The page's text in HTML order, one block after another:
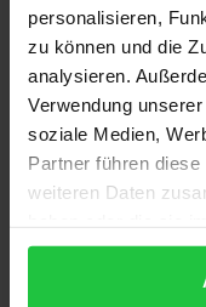
personalisieren,
zu können und die
analysieren.
Verwendung
soziale Medien,
Partner führen
weiteren Daten
gesammelt haben.
Edition
1
ISBN
978-3-7890-7634-
der